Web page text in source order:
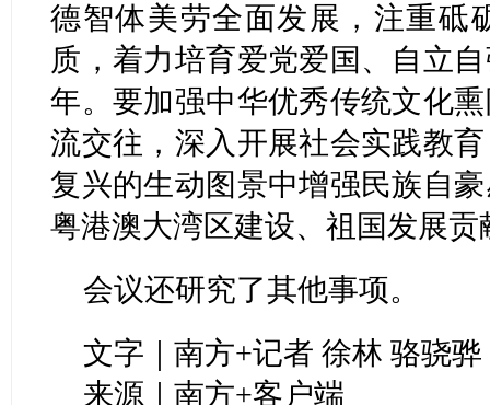
德智体美劳全面发展，注重砥
质，着力培育爱党爱国、自立
年。要加强中华优秀传统文化
流交往，深入开展社会实践教
复兴的生动图景中增强民族自
粤港澳大湾区建设、祖国发展贡
会议还研究了其他事项。
文字｜南方+记者 徐林 骆骁
来源｜南方+客户端